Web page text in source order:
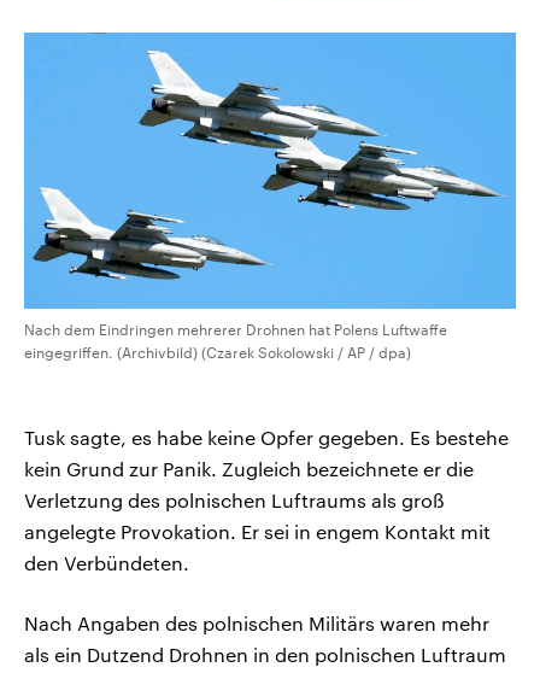
Nach dem Eindringen mehrerer Drohnen hat Polens Luftwaffe
eingegriffen. (Archivbild) (Czarek Sokolowski / AP / dpa)
Tusk sagte, es habe keine Opfer gegeben. Es bestehe
kein Grund zur Panik. Zugleich bezeichnete er die
Verletzung des polnischen Luftraums als groß
angelegte Provokation. Er sei in engem Kontakt mit
den Verbündeten.
Nach Angaben des polnischen Militärs waren mehr
als ein Dutzend Drohnen in den polnischen Luftraum